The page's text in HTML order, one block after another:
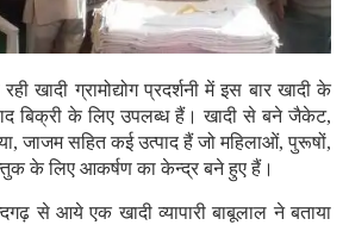
खादी ग्रामोद्योग प्रदर्शनी में इस बार खादी के
बिक्री के लिए उपलब्ध हैं। खादी से बने जैकेट,
जाजम सहित कई उत्पाद हैं जो महिलाओं, पुरूषों,
के लिए आकर्षण का केन्द्र बने हुए हैं।
से आये एक खादी व्यापारी बाबूलाल ने बताया